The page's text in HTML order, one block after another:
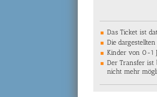
Das Ticket ist
Die
Kinder von 0-1
Der Transfer ist
nicht mehr